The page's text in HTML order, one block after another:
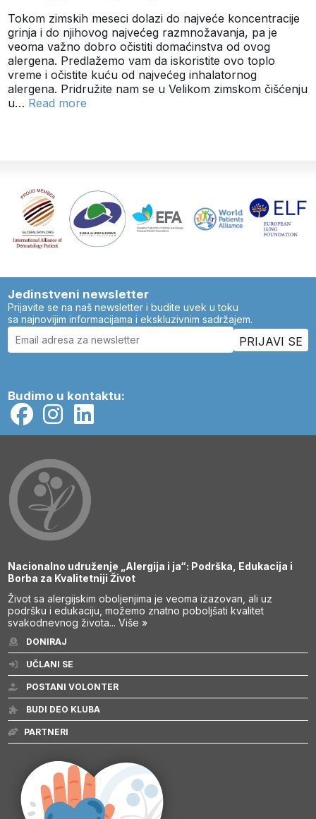
Tokom zimskih meseci dolazi do najveće koncentracije
grinja i do njihovog najvećeg razmnožavanja, pa je
veoma važno dobro očistiti domaćinstva od ovog
alergena. Predlažemo vam da iskoristite ovo toplo
vreme i očistite kuću od najvećeg inhalatornog
alergena. Pridružite nam se u Velikom zimskom čišćenju
u… Read more
Jedinstveni newsletter
Prijavite se na naš newsletter i budite uvek u toku
sa najnovijim informacijama i ekskluzivnim sadržajem.
Budimo u kontaktu:
Nacionalno udruženje „Alergija i ja“: Podrška, Edukacija i
Borba za Kvalitetniji Život
Život sa alergijskim oboljenjima je veoma izazovan, ali uz
podršku i edukaciju, možemo znatno poboljšati kvalitet
svakodnevnog života...Više »
DONIRAJ
UČLANI SE
POSTANI VOLONTER
BUDI DEO KLUBA
PARTNERI